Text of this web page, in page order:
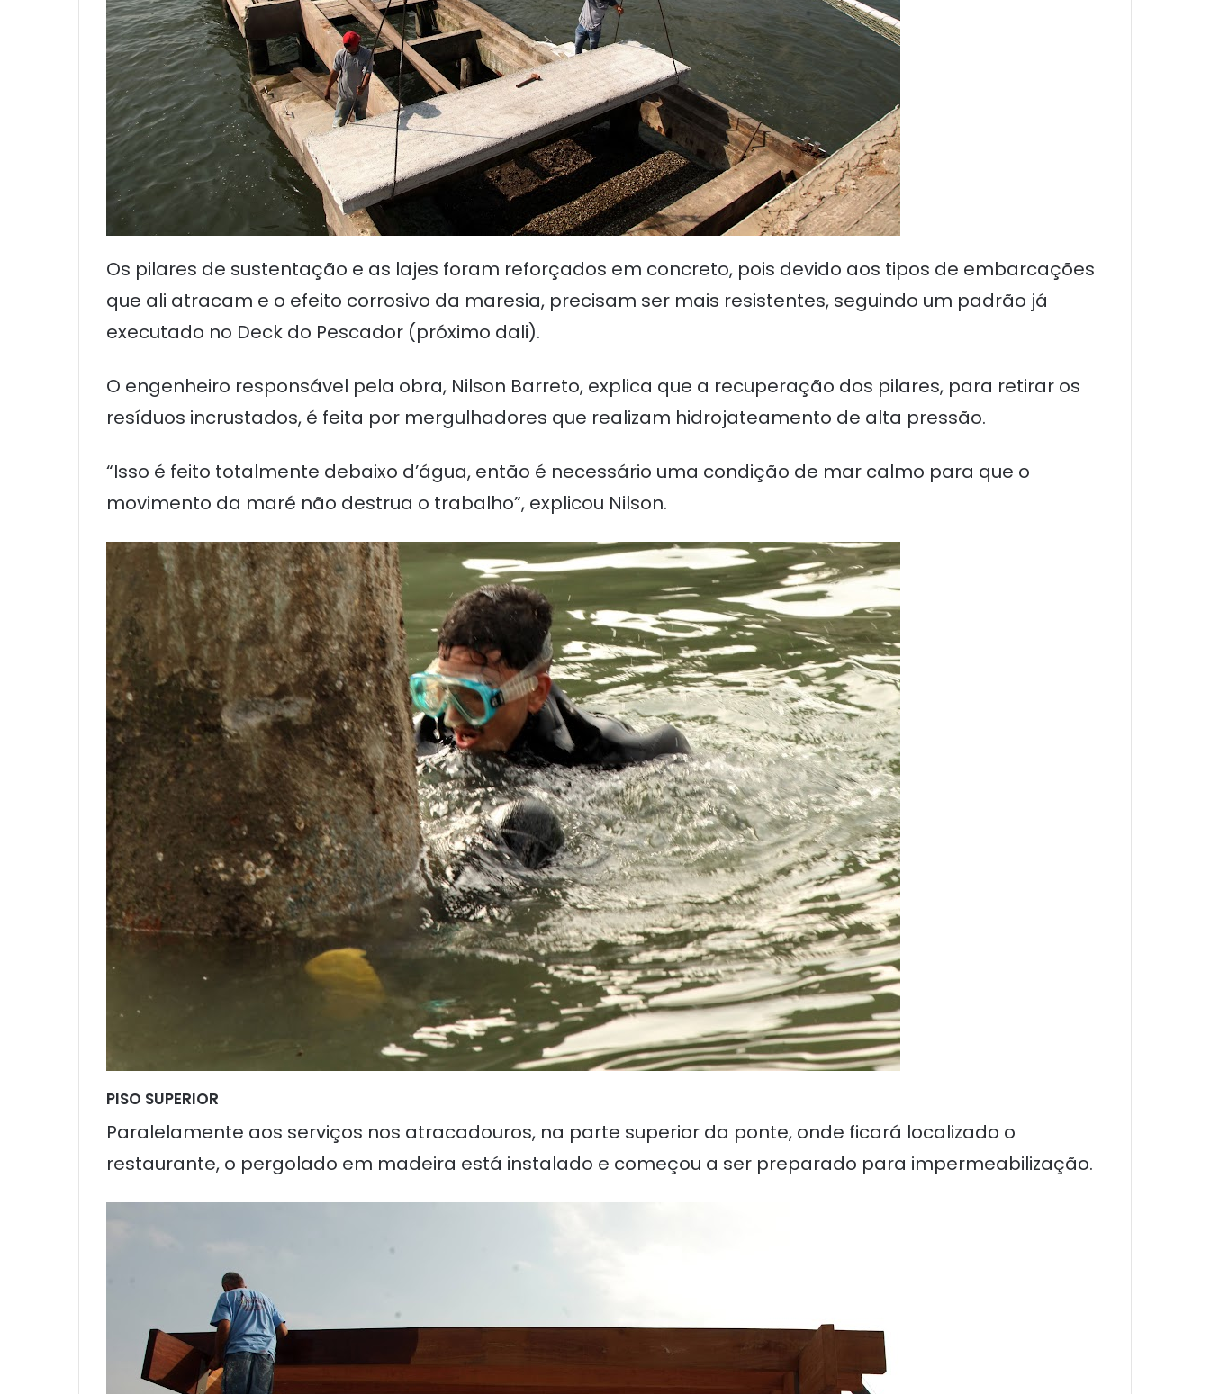
Os pilares de sustentação e as lajes foram reforçados em concreto, pois devido aos tipos de embarcações
que ali atracam e o efeito corrosivo da maresia, precisam ser mais resistentes, seguindo um padrão já
executado no Deck do Pescador (próximo dali).
O engenheiro responsável pela obra, Nilson Barreto, explica que a recuperação dos pilares, para retirar os
resíduos incrustados, é feita por mergulhadores que realizam hidrojateamento de alta pressão.
“Isso é feito totalmente debaixo d’água, então é necessário uma condição de mar calmo para que o
movimento da maré não destrua o trabalho”, explicou Nilson.
PISO SUPERIOR
Paralelamente aos serviços nos atracadouros, na parte superior da ponte, onde ficará localizado o
restaurante, o pergolado em madeira está instalado e começou a ser preparado para impermeabilização.